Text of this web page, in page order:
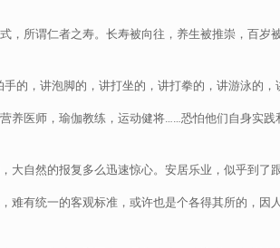
，所谓仁者之寿。长寿被向往，养生被推崇，百
的，讲泡脚的，讲打坐的，讲打拳的，讲游泳的
养医师，瑜伽教练，运动健将……恐怕他们自身实
自然的报复多么迅速惊心。安居乐业，似乎到了
有统一的客观标准，或许也是个各得其所的，